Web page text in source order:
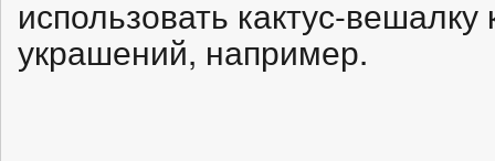
использовать кактус-
украшений, например.